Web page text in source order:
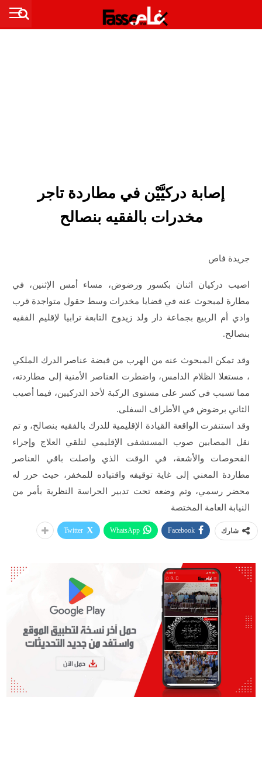
إصابة دركيَّيْن في مطاردة تاجر
مخدرات بالفقيه بنصالح
جريدة فاص
اصيب دركيان اثنان بكسور ورضوض، مساء أمس الإثنين، في
مطارة لمبحوث عنه في قضايا مخدرات وسط حقول متواجدة قرب
وادي أم الربيع بجماعة دار ولد زيدوح التابعة ترابيا لإقليم الفقيه
بنصالح.
وقد تمكن المبحوث عنه من الهرب من قبضة عناصر الدرك الملكي
، مستغلا الظلام الدامس، واضطرت العناصر الأمنية إلى مطاردته،
مما تسبب في كسر على مستوى الركبة لأحد الدركيين، فيما أصيب
الثاني برضوض في الأطراف السفلى.
وقد استنفرت الواقعة القيادة الإقليمية للدرك بالفقيه بنصالح، و تم
نقل المصابين صوب المستشفى الإقليمي لتلقي العلاج وإجراء
الفحوصات والأشعة، في الوقت الذي واصلت باقي العناصر
مطاردة المعني إلى غاية توقيفه واقتياده للمخفر، حيث حرر له
محضر رسمي، وتم وضعه تحت تدبير الحراسة النظرية بأمر من
النيابة العامة المختصة
شارك Facebook
WhatsApp
Twitter